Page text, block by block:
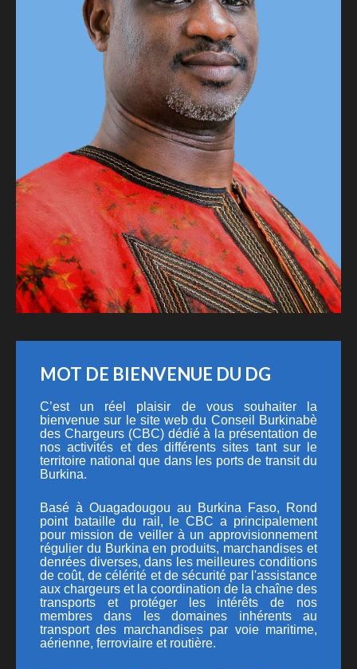
MOT DE BIENVENUE DU DG
C’est un réel plaisir de vous souhaiter la
bienvenue sur le site web du Conseil Burkinabè
des Chargeurs (CBC) dédié à la présentation de
nos activités et des différents sites tant sur le
territoire national que dans les ports de transit du
Burkina.
Basé à Ouagadougou au Burkina Faso, Rond
point bataille du rail, le CBC a principalement
pour mission de veiller à un approvisionnement
régulier du Burkina en produits, marchandises et
denrées diverses, dans les meilleures conditions
de coût, de célérité et de sécurité par l'assistance
aux chargeurs et la coordination de la chaîne des
transports et protéger les intérêts de nos
membres dans les domaines inhérents au
transport des marchandises par voie maritime,
aérienne, ferroviaire et routière.